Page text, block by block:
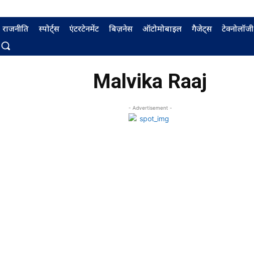
राजनीति स्पोर्ट्स एंटरटेनमेंट बिज़नेस ऑटोमोबाइल गैजेट्स टेक्नोलॉजी
Malvika Raaj
- Advertisement -